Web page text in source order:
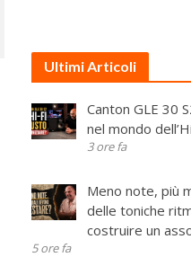
Ultimi Articoli
Canton GLE 30
nel mondo
3 ore fa
Meno note, più
delle toniche
costruire un
5 ore fa